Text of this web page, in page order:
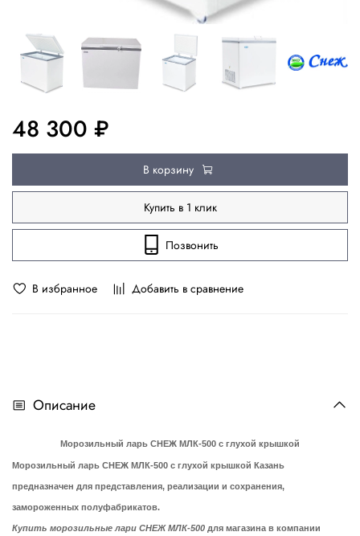
В избранное Добавить в сравнение
48 300 ₽
В корзину
Купить в 1 клик
Позвонить
Описание
Морозильный ларь СНЕЖ МЛК-500 с глухой крышкой
Морозильный ларь СНЕЖ МЛК-500 с глухой крышкой Казань
предназначен для представления, реализации и сохранения,
замороженных полуфабрикатов.
Купить морозильные лари СНЕЖ МЛК-500 для магазина в компании